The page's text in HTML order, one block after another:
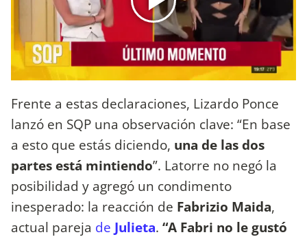
Frente a estas declaraciones, Lizardo Ponce
lanzó en SQP una observación clave: “En base
a esto que estás diciendo, una de las dos
partes está mintiendo”. Latorre no negó la
posibilidad y agregó un condimento
inesperado: la reacción de Fabrizio Maida,
actual pareja de Julieta. “A Fabri no le gustó